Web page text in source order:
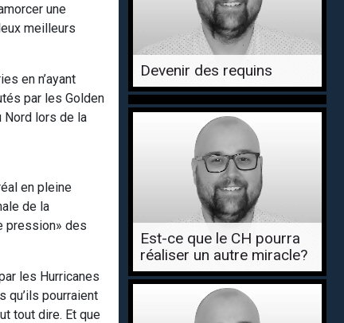
une
meilleurs
en n’ayant
par les Golden
Nord lors de la
en pleine
de la
pression» des
les Hurricanes
qu’ils pourraient
tout dire. Et que
Devenir des requins
Est-ce que le CH pourra
réaliser un autre miracle?